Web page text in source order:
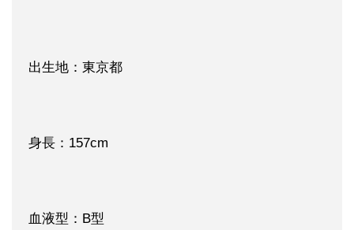
出生地：東京都
身長：157cm
血液型：B型